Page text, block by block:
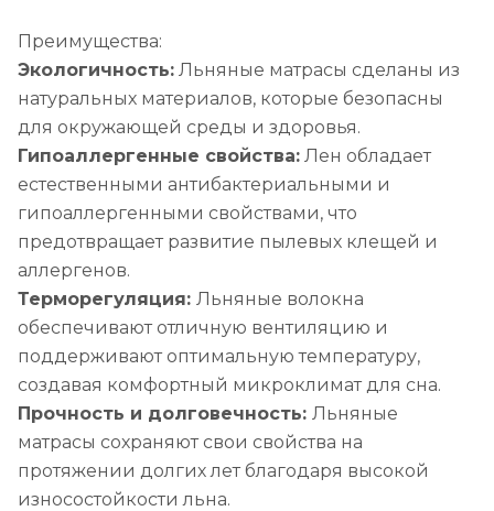
Преимущества:
Экологичность: Льняные матрасы сделаны из
натуральных материалов, которые безопасны
для окружающей среды и здоровья.
Гипоаллергенные свойства: Лен обладает
естественными антибактериальными и
гипоаллергенными свойствами, что
предотвращает развитие пылевых клещей и
аллергенов.
Терморегуляция: Льняные волокна
обеспечивают отличную вентиляцию и
поддерживают оптимальную температуру,
создавая комфортный микроклимат для сна.
Прочность и долговечность: Льняные
матрасы сохраняют свои свойства на
протяжении долгих лет благодаря высокой
износостойкости льна.